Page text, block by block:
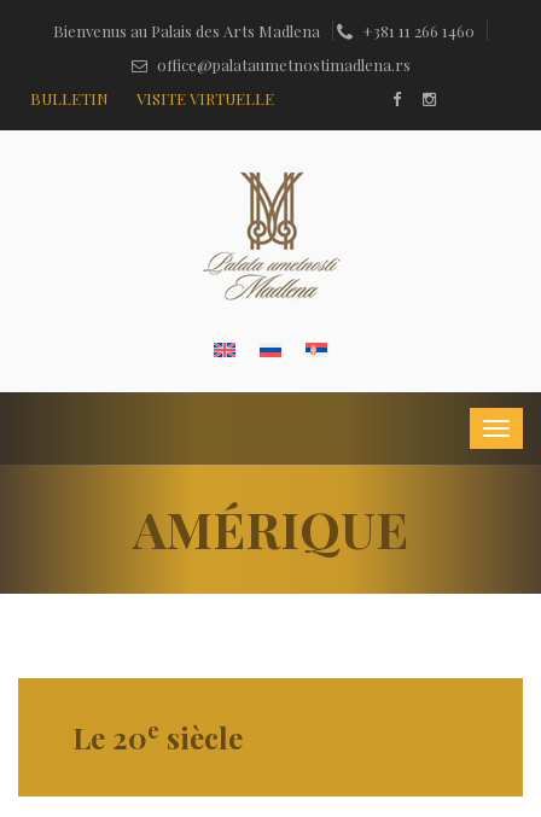
Bienvenus au Palais des Arts Madlena
+381 11 266 1460
office@palataumetnostimadlena.rs
BULLETIN
VISITE VIRTUELLE
AMÉRIQUE
Le 20e siècle